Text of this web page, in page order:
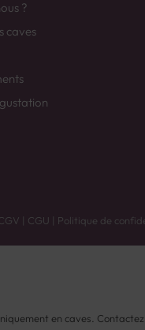
?
caves
| CGU | Politique de
en caves.